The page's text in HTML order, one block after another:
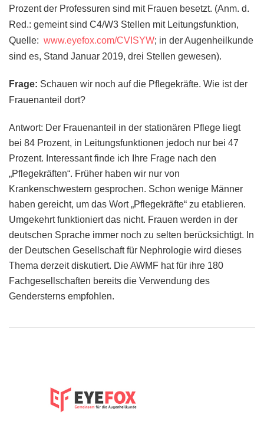
Prozent der Professuren sind mit Frauen besetzt. (Anm. d.
Red.: gemeint sind C4/W3 Stellen mit Leitungsfunktion,
Quelle: www.eyefox.com/CVISYW; in der Augenheilkunde
sind es, Stand Januar 2019, drei Stellen gewesen).
Frage: Schauen wir noch auf die Pflegekräfte. Wie ist der
Frauenanteil dort?
Antwort: Der Frauenanteil in der stationären Pflege liegt
bei 84 Prozent, in Leitungsfunktionen jedoch nur bei 47
Prozent. Interessant finde ich Ihre Frage nach den
„Pflegekräften“. Früher haben wir nur von
Krankenschwestern gesprochen. Schon wenige Männer
haben gereicht, um das Wort „Pflegekräfte“ zu etablieren.
Umgekehrt funktioniert das nicht. Frauen werden in der
deutschen Sprache immer noch zu selten berücksichtigt. In
der Deutschen Gesellschaft für Nephrologie wird dieses
Thema derzeit diskutiert. Die AWMF hat für ihre 180
Fachgesellschaften bereits die Verwendung des
Gendersterns empfohlen.